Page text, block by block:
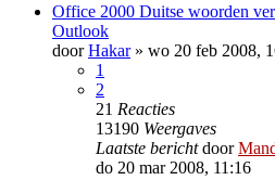
Office 2000 Duitse woorden
Outlook
doorHakar» wo 20 feb 2008,
1
2
21 Reacties
13190 Weergaves
Laatste berichtdoor
do 20 mar 2008, 11:16